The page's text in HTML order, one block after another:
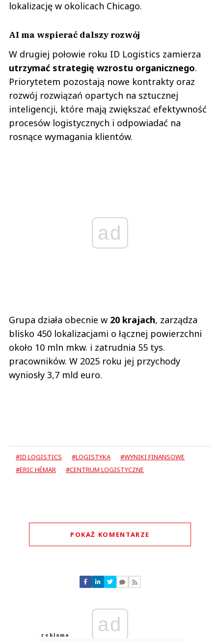
lokalizację w okolicach Chicago.
AI ma wspierać dalszy rozwój
W drugiej połowie roku ID Logistics zamierza
utrzymać strategię wzrostu organicznego.
Priorytetem pozostają nowe kontrakty oraz
rozwój rozwiązań opartych na sztucznej
inteligencji, które mają zwiększać efektywność
procesów logistycznych i odpowiadać na
rosnące wymagania klientów.
ad
Grupa działa obecnie w 20 krajach, zarządza
blisko 450 lokalizacjami o łącznej powierzchni
około 10 mln mkw. i zatrudnia 55 tys.
pracowników. W 2025 roku jej przychody
wyniosły 3,7 mld euro.
#ID LOGISTICS #LOGISTYKA
#WYNIKI FINANSOWE
#ERIC HÉMAR
#CENTRUM LOGISTYCZNE
POKAŻ KOMENTARZE
Nie znaleziono komentarzy
Zostaw swoje komentarze
Anuluj
ad